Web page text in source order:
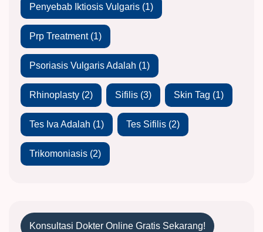
Penyebab Iktiosis Vulgaris (1)
Prp Treatment(1)
Psoriasis Vulgaris Adalah (1)
Rhinoplasty (2) Sifilis (3) Skin Tag (1)
Tes Iva Adalah (1) Tes Sifilis (2)
Trikomoniasis (2)
Konsultasi Dokter Online Gratis Sekarang!